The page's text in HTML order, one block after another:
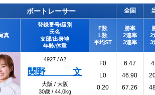
ボートレーサー 全国
真
登録番号/級別
氏名
支部/出身地
年齢/体重
F数
L数
平均ST
勝率
2連率
3連率
2
3
4927 /A2
関野 文
大阪 / 大阪
30歳 / 44.0kg
F0
L0
0.20
6.47
46.90
67.26